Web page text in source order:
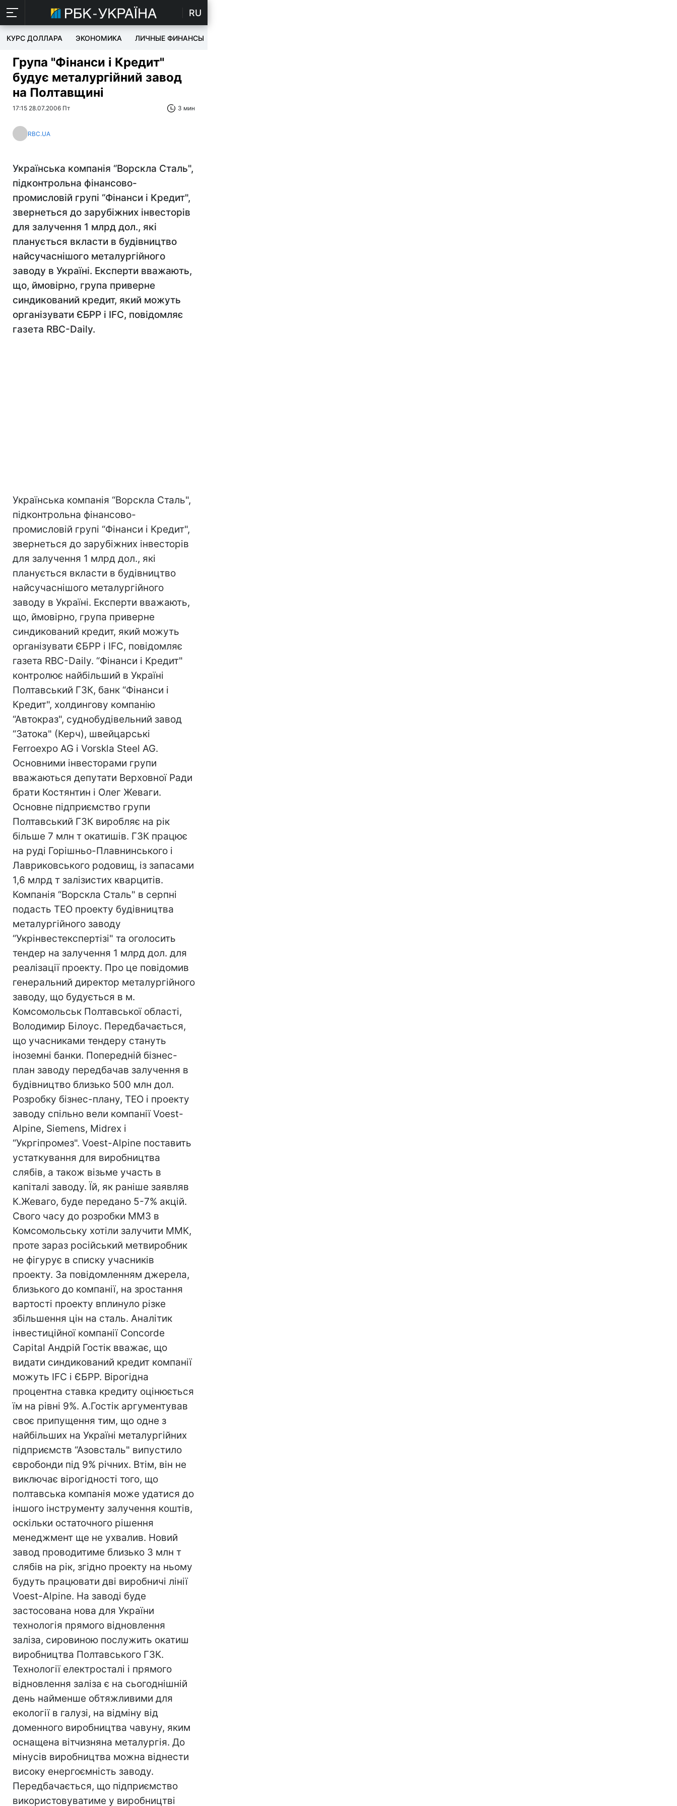
RU
КУРС ДОЛЛАРА ЭКОНОМИКА ЛИЧНЫЕ ФИНАНСЫ
Група "Фінанси і Кредит"
будує металургійний завод
на Полтавщині
17:15 28.07.2006 Пт 3 мин
RBC.UA
Українська компанія “Ворскла Сталь",
підконтрольна фінансово-
промисловій групі “Фінанси і Кредит",
звернеться до зарубіжних інвесторів
для залучення 1 млрд дол., які
планується вкласти в будівництво
найсучаснішого металургійного
заводу в Україні. Експерти вважають,
що, ймовірно, група приверне
синдикований кредит, який можуть
організувати ЄБРР і IFC, повідомляє
газета RBC-Daily.
Українська компанія “Ворскла Сталь",
підконтрольна фінансово-
промисловій групі “Фінанси і Кредит",
звернеться до зарубіжних інвесторів
для залучення 1 млрд дол., які
планується вкласти в будівництво
найсучаснішого металургійного
заводу в Україні. Експерти вважають,
що, ймовірно, група приверне
синдикований кредит, який можуть
організувати ЄБРР і IFC, повідомляє
газета RBC-Daily. “Фінанси і Кредит"
контролює найбільший в Україні
Полтавський ГЗК, банк “Фінанси і
Кредит", холдингову компанію
“Автокраз", суднобудівельний завод
“Затока" (Керч), швейцарські
Ferroexpo AG і Vorskla Steel AG.
Основними інвесторами групи
вважаються депутати Верховної Ради
брати Костянтин і Олег Жеваги.
Основне підприємство групи
Полтавський ГЗК виробляє на рік
більше 7 млн т окатишів. ГЗК працює
на руді Горішньо-Плавнинського і
Лавриковського родовищ, із запасами
1,6 млрд т залізистих кварцитів.
Компанія “Ворскла Сталь" в серпні
подасть ТЕО проекту будівництва
металургійного заводу
“Укрінвестекспертізі" та оголосить
тендер на залучення 1 млрд дол. для
реалізації проекту. Про це повідомив
генеральний директор металургійного
заводу, що будується в м.
Комсомольськ Полтавської області,
Володимир Білоус. Передбачається,
що учасниками тендеру стануть
іноземні банки. Попередній бізнес-
план заводу передбачав залучення в
будівництво близько 500 млн дол.
Розробку бізнес-плану, ТЕО і проекту
заводу спільно вели компанії Voest-
Alpine, Siemens, Midrex і
“Укргіпромез". Voest-Alpine поставить
устаткування для виробництва
слябів, а також візьме участь в
капіталі заводу. Їй, як раніше заявляв
К.Жеваго, буде передано 5-7% акцій.
Свого часу до розробки ММЗ в
Комсомольську хотіли залучити ММК,
проте зараз російський метвиробник
не фігурує в списку учасників
проекту. За повідомленням джерела,
близького до компанії, на зростання
вартості проекту вплинуло різке
збільшення цін на сталь. Аналітик
інвестиційної компанії Concorde
Capital Андрій Гостік вважає, що
видати синдикований кредит компанії
можуть IFC і ЄБРР. Вірогідна
процентна ставка кредиту оцінюється
їм на рівні 9%. А.Гостік аргументував
своє припущення тим, що одне з
найбільших на Україні металургійних
підприємств “Азовсталь" випустило
євробонди під 9% річних. Втім, він не
виключає вірогідності того, що
полтавська компанія може удатися до
іншого інструменту залучення коштів,
оскільки остаточного рішення
менеджмент ще не ухвалив. Новий
завод проводитиме близько 3 млн т
слябів на рік, згідно проекту на ньому
будуть працювати дві виробничі лінії
Voest-Alpine. На заводі буде
застосована нова для України
технологія прямого відновлення
заліза, сировиною послужить окатиш
виробництва Полтавського ГЗК.
Технології електросталі і прямого
відновлення заліза є на сьогоднішній
день найменше обтяжливими для
екології в галузі, на відміну від
доменного виробництва чавуну, яким
оснащена вітчизняна металургія. До
мінусів виробництва можна віднести
високу енергоємність заводу.
Передбачається, що підприємство
використовуватиме у виробництві